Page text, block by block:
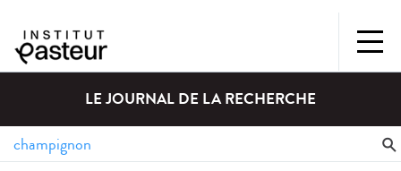
LE JOURNAL DE LA RECHERCHE